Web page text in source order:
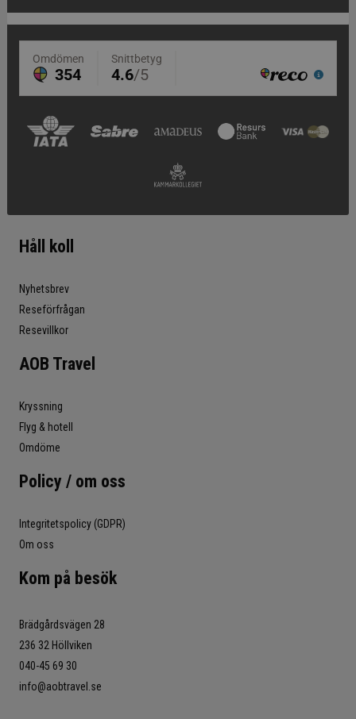
Håll koll
Nyhetsbrev
Reseförfrågan
Resevillkor
AOB Travel
Kryssning
Flyg & hotell
Omdöme
Policy / om oss
Integritetspolicy (GDPR)
Om oss
Kom på besök
Brädgårdsvägen 28
236 32 Höllviken
040-45 69 30
info@aobtravel.se